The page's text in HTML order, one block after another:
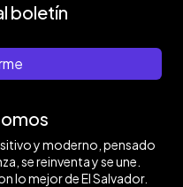
boletín
y moderno, pensado
se reinventa y se une.
lo mejor de El Salvador.